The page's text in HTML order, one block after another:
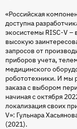
«Российская
доступна
экосистемы RISC-V –
высокую
запросов от
приборов учета,
медицинского
робототехники. И мы
заказа с выбором
начиная с октября
локализация своих
V»: Гульнара
(2021).